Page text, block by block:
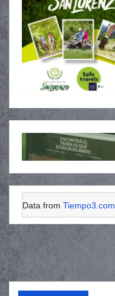
Data from Tiempo3.com